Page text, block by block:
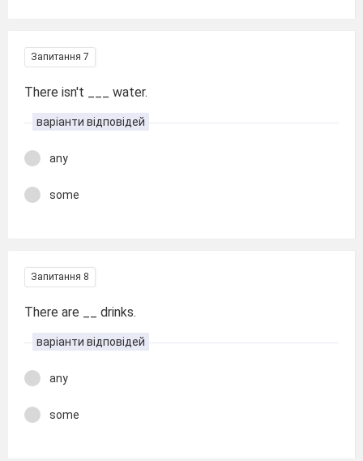
Запитання 7
There isn't ___ water.
варіанти відповідей
any
some
Запитання 8
There are __ drinks.
варіанти відповідей
any
some